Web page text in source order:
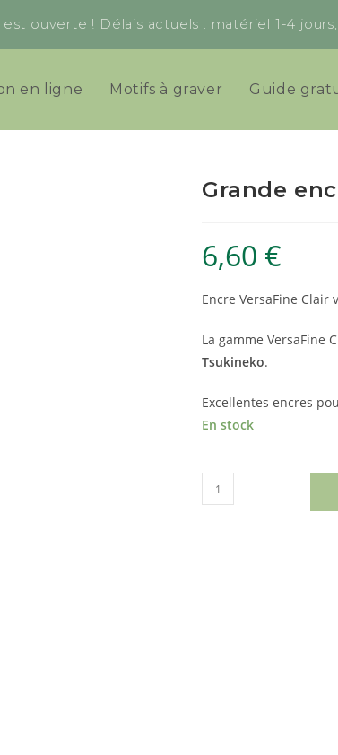
ouverte ! Délais actuels : matériel 1-4
en ligne Motifs à graver Guide
Grande
6,60 €
Encre VersaFine Clair
La gamme VersaFine
Tsukineko.
Excellentes encres
En stock